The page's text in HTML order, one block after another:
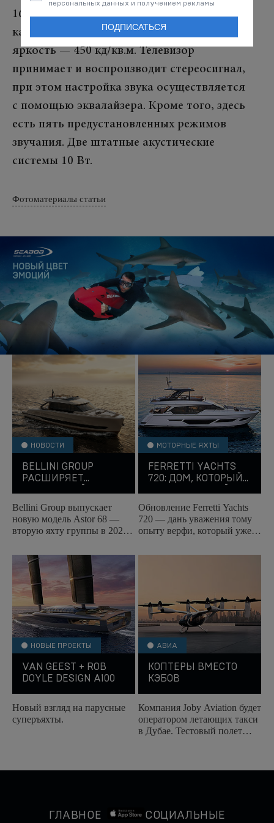
16 мс. Угол обзора панели — 170 градусов
как по горизонтали, так и по вертикали,
яркость — 450 кд/кв.м. Телевизор
принимает и воспроизводит стереосигнал,
при этом настройка звука осуществляется
с помощью эквалайзера. Кроме того, здесь
есть пять предустановленных режимов
звучания. Две штатные акустические
системы 10 Вт.
Фотоматериалы статьи
НОВОСТИ
BELLINI GROUP
РАСШИРЯЕТ
Bellini Group выпускает
новую модель Astor 68 —
вторую яхту группы в 2026
состоится на Каннском
яхтенном фестивале...
МОТОРНЫЕ ЯХТЫ
FERRETTI YACHTS
720: ДОМ, КОТОРЫЙ
Обновление Ferretti Yachts
720 — дань уважения тому
опыту верфи, который уже
яхтенного сообщества.
НОВЫЕ ПРОЕКТЫ
VAN GEEST + ROB
DOYLE DESIGN A100
Новый взгляд на парусные
суперъяхты.
АВИА
КОПТЕРЫ ВМЕСТО
КЭБОВ
Компания Joby Aviation будет
оператором летающих такси
в Дубае. Тестовый полет
ГЛАВНОЕ СОЦИАЛЬНЫЕ
персональных данных и получением рекламы
ПОДПИСАТЬСЯ